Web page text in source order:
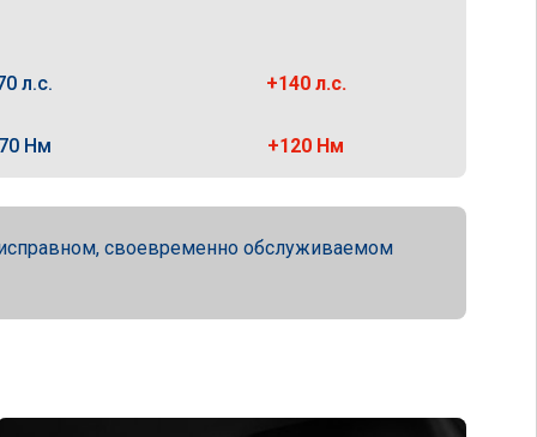
л.с. +140 л.с.
Нм +120 Нм
своевременно обслуживаемом